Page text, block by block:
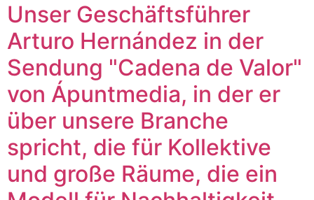
Unser Geschäftsführer
Arturo Hernández in der
Sendung "Cadena de Valor"
von Ápuntmedia, in der er
über unsere Branche
spricht, die für Kollektive
und große Räume, die ein